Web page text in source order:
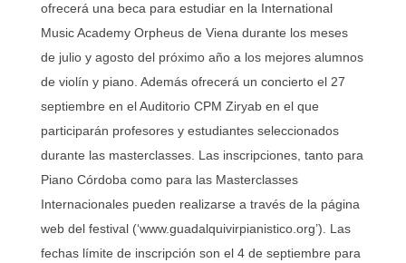
ofrecerá una beca para estudiar en la International
Music Academy Orpheus de Viena durante los meses
de julio y agosto del próximo año a los mejores alumnos
de violín y piano. Además ofrecerá un concierto el 27
septiembre en el Auditorio CPM Ziryab en el que
participarán profesores y estudiantes seleccionados
durante las masterclasses. Las inscripciones, tanto para
Piano Córdoba como para las Masterclasses
Internacionales pueden realizarse a través de la página
web del festival (‘www.guadalquivirpianistico.org’). Las
fechas límite de inscripción son el 4 de septiembre para